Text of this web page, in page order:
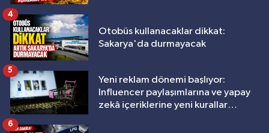
Otobüs kullanacaklar dikkat:
Sakarya'da durmayacak
4
Yeni reklam dönemi başlıyor:
Influencer paylaşımlarına ve yapay
zekâ içeriklerine yeni kurallar
5
6